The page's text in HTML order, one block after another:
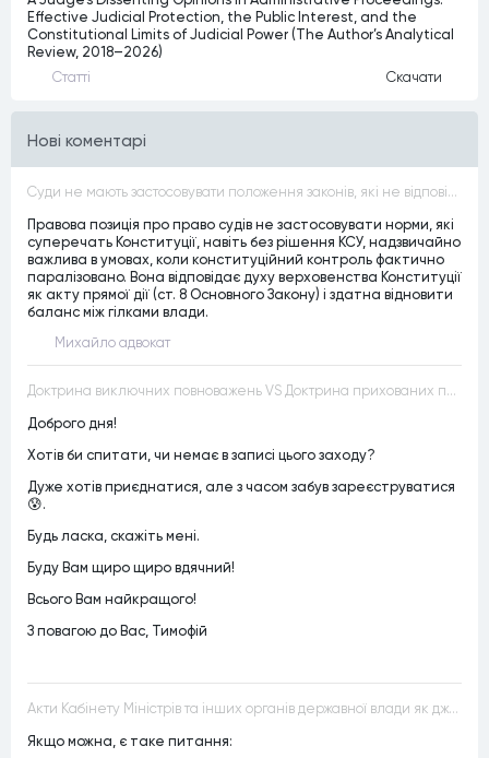
Effective Judicial Protection, the Public Interest, and the
Constitutional Limits of Judicial Power (The Author’s Analytical
Review, 2018–2026)
Статтi Скачати
Нові коментарі
Суди не мають застосовувати положення законів, які не відповідають Конституції, незалежно від того, чи визнавалися вони Конституційним Судом України неконституційними, тобто закони, що суперечать Конституції України не можуть застосовуватися навіть у випадках, коли вони є чинними
Правова позиція про право судів не застосовувати норми, які
суперечать Конституції, навіть без рішення КСУ, надзвичайно
важлива в умовах, коли конституційний контроль фактично
паралізовано. Вона відповідає духу верховенства Конституції
як акту прямої дії (ст. 8 Основного Закону) і здатна відновити
баланс між гілками влади.
Михайло адвокат
Доктрина виключних повноважень VS Доктрина прихованих повноважень
Доброго дня!
Хотів би спитати, чи немає в записі цього заходу?
Дуже хотів приєднатися, але з часом забув зареєструватися
😰.
Будь ласка, скажіть мені.
Буду Вам щиро щиро вдячний!
Всього Вам найкращого!
З повагою до Вас, Тимофій
Акти Кабінету Міністрів та інших органів державної влади як джерела конституційного права
Якщо можна, є таке питання: